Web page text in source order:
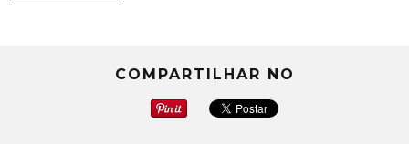
COMPARTILHAR NO